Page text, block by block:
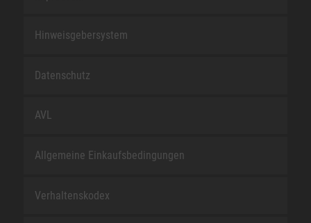
Hinweisgebersystem
Datenschutz
AVL
Allgemeine Einkaufsbedingungen
Verhaltenskodex